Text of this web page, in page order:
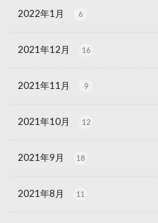
2022年1月 6
2021年12月 16
2021年11月 9
2021年10月 12
2021年9月 18
2021年8月 11